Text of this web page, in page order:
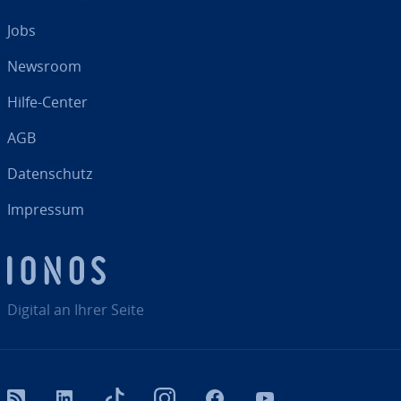
Digital an Ihrer Seite
Jobs
Newsroom
Hilfe-Center
AGB
Da­ten­schutz
Impressum
RSS LinkedIn tiktok InstagramFacebook